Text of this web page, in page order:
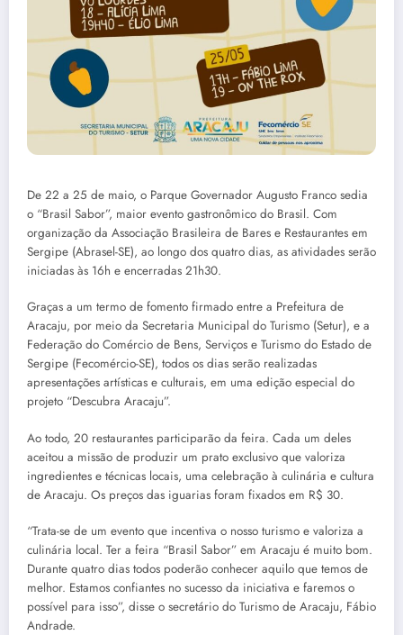
De 22 a 25 de maio, o Parque Governador Augusto Franco sedia
o “Brasil Sabor”, maior evento gastronômico do Brasil. Com
organização da Associação Brasileira de Bares e Restaurantes em
Sergipe (Abrasel-SE), ao longo dos quatro dias, as atividades serão
iniciadas às 16h e encerradas 21h30.
Graças a um termo de fomento firmado entre a Prefeitura de
Aracaju, por meio da Secretaria Municipal do Turismo (Setur), e a
Federação do Comércio de Bens, Serviços e Turismo do Estado de
Sergipe (Fecomércio-SE), todos os dias serão realizadas
apresentações artísticas e culturais, em uma edição especial do
projeto “Descubra Aracaju”.
Ao todo, 20 restaurantes participarão da feira. Cada um deles
aceitou a missão de produzir um prato exclusivo que valoriza
ingredientes e técnicas locais, uma celebração à culinária e cultura
de Aracaju. Os preços das iguarias foram fixados em R$ 30.
“Trata-se de um evento que incentiva o nosso turismo e valoriza a
culinária local. Ter a feira “Brasil Sabor” em Aracaju é muito bom.
Durante quatro dias todos poderão conhecer aquilo que temos de
melhor. Estamos confiantes no sucesso da iniciativa e faremos o
possível para isso”, disse o secretário do Turismo de Aracaju, Fábio
Andrade.